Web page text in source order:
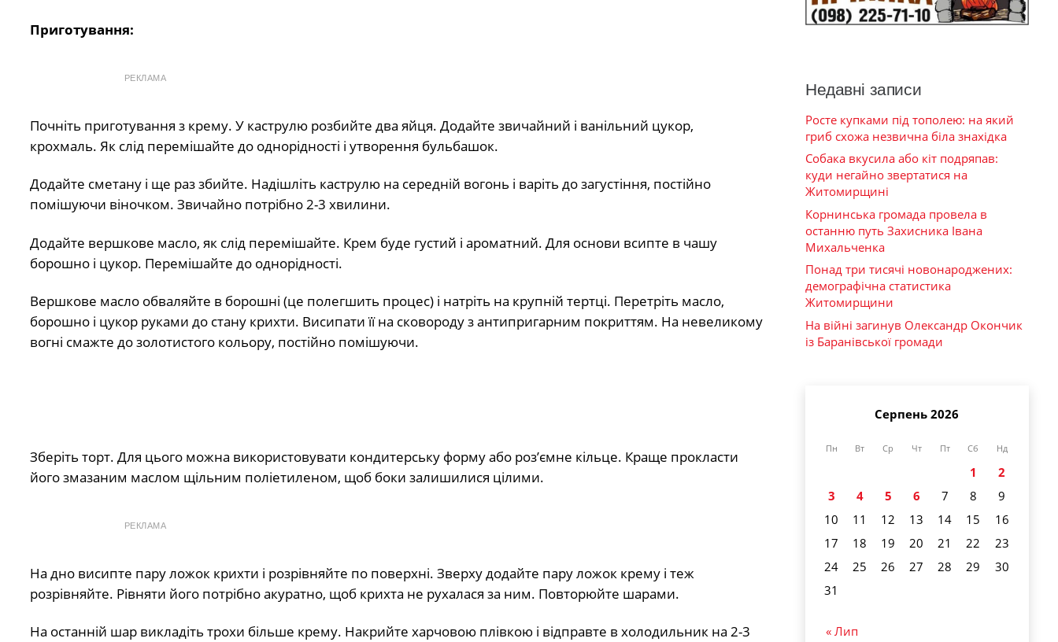
Приготування:
РЕКЛАМА
Почніть приготування з крему. У каструлю розбийте два яйця. Додайте звичайний і ванільний цукор,
крохмаль. Як слід перемішайте до однорідності і утворення бульбашок.
Додайте сметану і ще раз збийте. Надішліть каструлю на середній вогонь і варіть до загустіння, постійно
помішуючи віночком. Звичайно потрібно 2-3 хвилини.
Додайте вершкове масло, як слід перемішайте. Крем буде густий і ароматний. Для основи всипте в чашу
борошно і цукор. Перемішайте до однорідності.
Вершкове масло обваляйте в борошні (це полегшить процес) і натріть на крупній тертці. Перетріть масло,
борошно і цукор руками до стану крихти. Висипати її на сковороду з антипригарним покриттям. На невеликому
вогні смажте до золотистого кольору, постійно помішуючи.
Зберіть торт. Для цього можна використовувати кондитерську форму або роз’ємне кільце. Краще прокласти
його змазаним маслом щільним поліетиленом, щоб боки залишилися цілими.
РЕКЛАМА
На дно висипте пару ложок крихти і розрівняйте по поверхні. Зверху додайте пару ложок крему і теж
розрівняйте. Рівняти його потрібно акуратно, щоб крихта не рухалася за ним. Повторюйте шарами.
На останній шар викладіть трохи більше крему. Накрийте харчовою плівкою і відправте в холодильник на 2-3
Недавні записи
Росте купками під тополею: на який
гриб схожа незвична біла знахідка
Собака вкусила або кіт подряпав:
куди негайно звертатися на
Житомирщині
Корнинська громада провела в
останню путь Захисника Івана
Михальченка
Понад три тисячі новонароджених:
демографічна статистика
Житомирщини
На війні загинув Олександр Окончик
із Баранівської громади
Серпень 2026
Пн Вт Ср Чт Пт Сб Нд
1
2
3
4 5 6 7 8
9
10
11 12 13 14 15
16
17
18 19 20 21 22
23
24
25 26 27 28 29
30
31
« Лип